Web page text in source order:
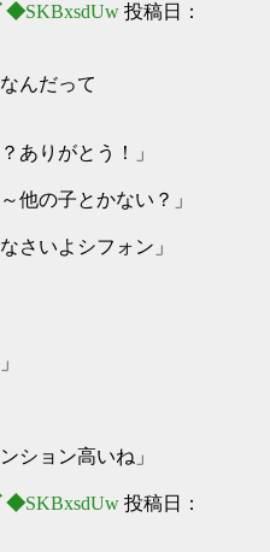
◆SKBxsdUw 投稿日：
んだって
ありがとう！」
他の子とかない？」
さいよシフォン」
ション高いね」
◆SKBxsdUw 投稿日：